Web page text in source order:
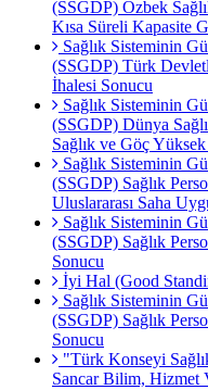
(SSGDP) Özbek
Kısa Süreli Kapasite
Sağlık Sisteminin
(SSGDP) Türk
İhalesi Sonucu
Sağlık Sisteminin
(SSGDP) Dünya
Sağlık ve Göç
Sağlık Sisteminin
(SSGDP) Sağlık
Uluslararası Saha
Sağlık Sisteminin
(SSGDP) Sağlık
Sonucu
İyi Hal (Good
Sağlık Sisteminin
(SSGDP) Sağlık
Sonucu
"Türk Konseyi
Sancar Bilim,